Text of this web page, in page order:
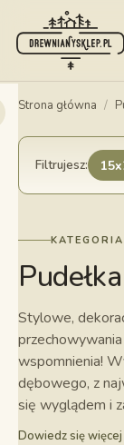
Strona główna /
Filtrujesz:
KATEGORIA
Stylowe,
wspomnienia!
dębowego, z
się wyglądem i
Dowiedz się